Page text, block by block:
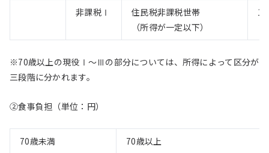
非課税Ⅰ
住民税非課税世帯
（所得が一定以下）
※70歳以上の現役Ⅰ～Ⅲの部分については、所得によって区分が
三段階に分かれます。
②食事負担（単位：円）
70歳未満 70歳以上